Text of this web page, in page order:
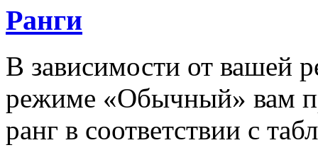
Ранги
В зависимости от вашей
режиме «Обычный» вам
ранг в соответствии с